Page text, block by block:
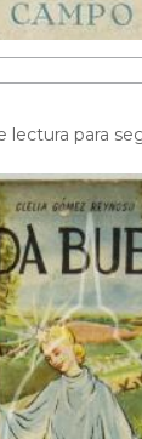
lectura para